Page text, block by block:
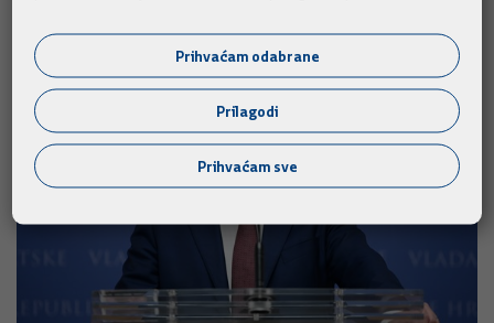
Prihvaćam odabrane
Prilagodi
Prihvaćam sve